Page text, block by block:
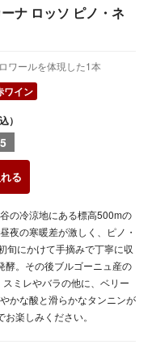
ナ ロッソ ピノ・ネ
ワールを体現した1本
ワイン
）
5
る
の冷涼地にある標高500mの
夜の寒暖差が激しく、ピノ・
旬にかけて手摘みで丁寧に収
酵。その後ブルゴーニュ産の
ミレやバラの他に、ベリー
かな酸と滑らかなタンニンが
楽しみください。